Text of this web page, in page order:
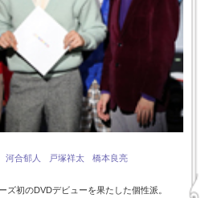
河合郁人 戸塚祥太
橋本良亮
ズ初のDVDデビューを果たした個性派。